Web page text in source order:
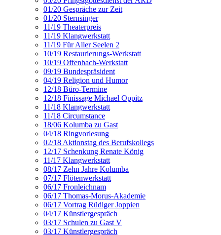
01/20 Gespräche zur Zeit
01/20 Sternsinger
11/19 Theaterpreis
11/19 Klangwerkstatt
11/19 Für Aller Seelen 2
10/19 Restaurierungs-Werkstatt
10/19 Offenbach-Werkstatt
09/19 Bundespräsident
04/19 Religion und Humor
12/18 Büro-Termine
12/18 Finissage Michael Oppitz
11/18 Klangwerkstatt
11/18 Circumstance
18/06 Kolumba zu Gast
04/18 Ringvorlesung
02/18 Aktionstag des Berufskollegs
12/17 Schenkung Renate König
11/17 Klangwerkstatt
08/17 Zehn Jahre Kolumba
07/17 Flötenwerkstatt
06/17 Fronleichnam
06/17 Thomas-Morus-Akademie
06/17 Vortrag Rüdiger Joppien
04/17 Künstlergespräch
03/17 Schulen zu Gast V
03/17 Künstlergespräch